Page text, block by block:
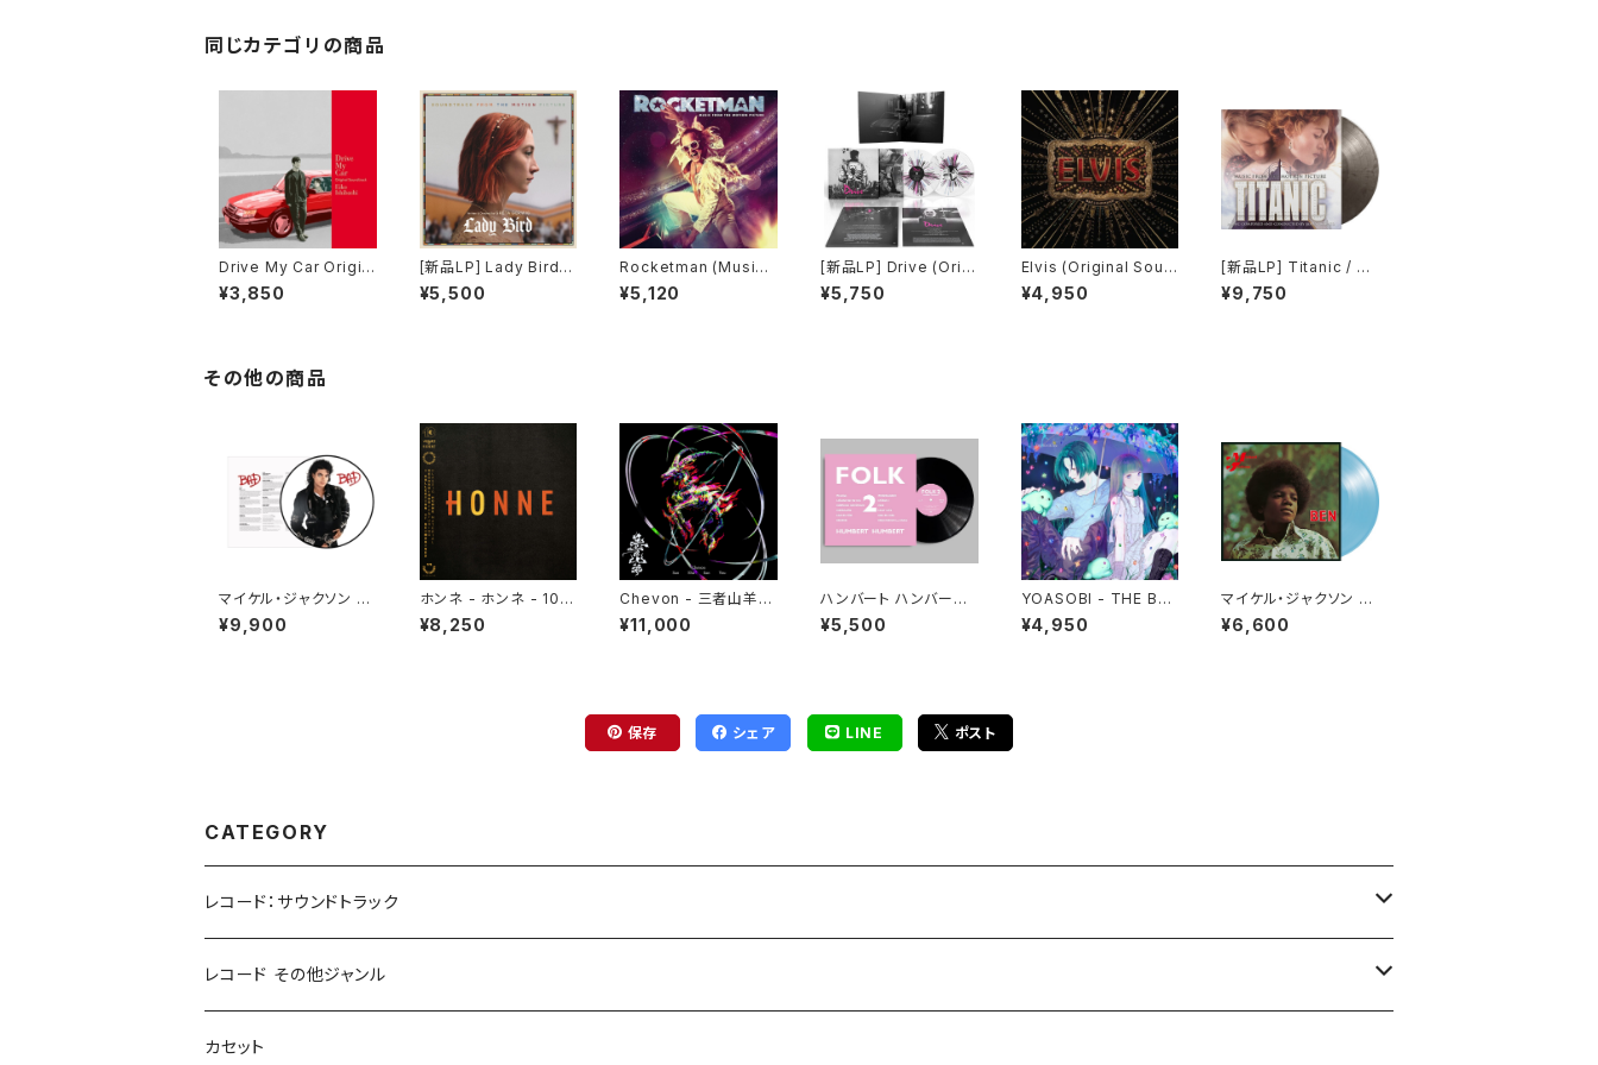
同じカテゴリの商品
Drive My Car Origin
al Soundtrack＜初回
限定生産盤＞
¥3,850
[新品LP] Lady Bird /
レディ・バード
¥5,500
Rocketman (Music
From the Motion Pic
ture)
¥5,120
[新品LP] Drive (Origi
nal Motion Picture S
oundtrack) - Cliff M
¥5,750
Elvis (Original Soun
dtrack)
¥4,950
[新品LP] Titanic / タ
イタニック (Colored V
inyl, Silver, Black, 1
¥9,750
その他の商品
マイケル・ジャクソン -
BAD[PICTURE VINY
L](LP)
¥9,900
ホンネ - ホンネ - 10(2
LP)
¥8,250
Chevon - 三者山羊(2
LP)
¥11,000
ハンバート ハンバート -
FOLK 2(LP)
¥5,500
YOASOBI - THE BO
OK for,(2LP)
¥4,950
マイケル・ジャクソン -
ベンのテーマ[クリア・ラ
イトブルー](LP重量盤)
¥6,600
保存 シェア LINE ポスト
CATEGORY
レコード：サウンドトラック
ホラー/スリラー
SF
レコード その他ジャンル
Rock & Pop
カセット